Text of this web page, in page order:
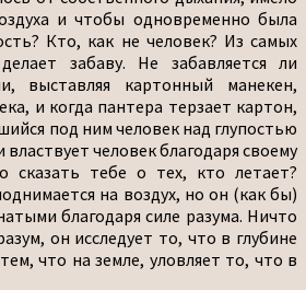
и чтобы одновременно была
Кто, как не человек? Из самых
забаву. Не забавляется ли
выставляя картонный манекен,
и когда пантера терзает картон,
под ним человек над глупостью
человек благодаря своему
сказать тебе о тех, кто летает?
на воздух, но он (как бы)
благодаря силе разума. Ничто
он исследует то, что в глубине
что на земле, уловляет то, что в